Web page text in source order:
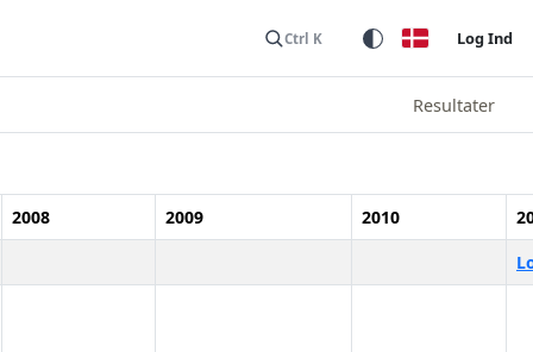
Ctrl K Log Ind
Resultater
2008 2009 2010